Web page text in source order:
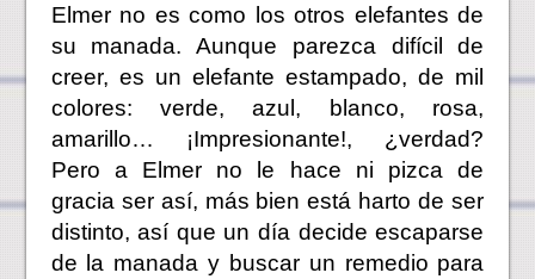
Elmer no es como los otros elefantes de
su manada. Aunque parezca difícil de
creer, es un elefante estampado, de mil
colores: verde, azul, blanco, rosa,
amarillo… ¡Impresionante!, ¿verdad?
Pero a Elmer no le hace ni pizca de
gracia ser así, más bien está harto de ser
distinto, así que un día decide escaparse
de la manada y buscar un remedio para